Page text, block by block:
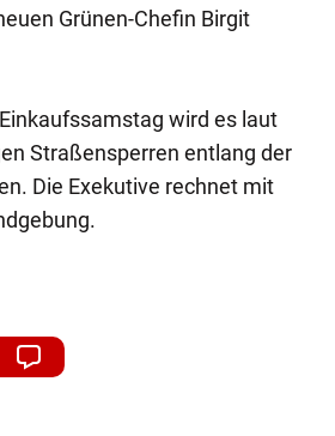
Grünen-Chefin Birgit
wird es laut
Straßensperren entlang der
Die Exekutive rechnet mit